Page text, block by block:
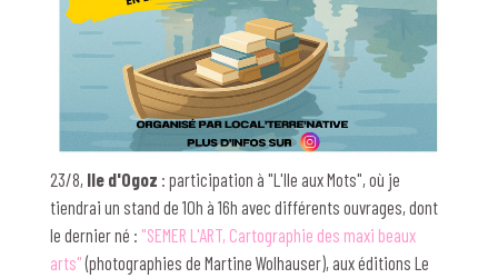
23/8, Ile d'Ogoz : participation à "L'Ile aux Mots", où je
tiendrai un stand de 10h à 16h avec différents ouvrages, dont
le dernier né : "SEMER L'ART, Cartographie des maxi beaux
arts"(photographies de Martine Wolhauser), aux éditions Le